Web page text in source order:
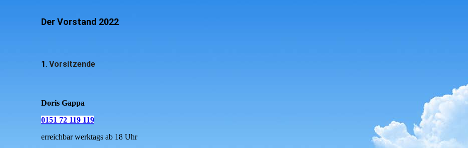
Der Vorstand 2022
1. Vorsitzende
Doris Gappa
0151 72 119 119
erreichbar werktags ab 18 Uhr